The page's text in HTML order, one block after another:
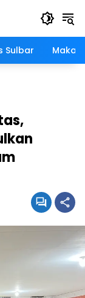
Sulbar